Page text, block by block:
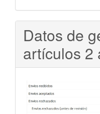
Datos de
artículos 2